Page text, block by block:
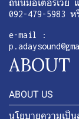
ถนนมอเตอร์เวย์
092-479-5983
e-mail :
ABOUT
ABOUT US
นโยบายความเป็